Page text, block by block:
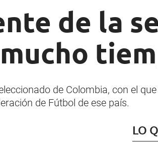
de la
de Colombia, con el
de Fútbol de ese país.
LO